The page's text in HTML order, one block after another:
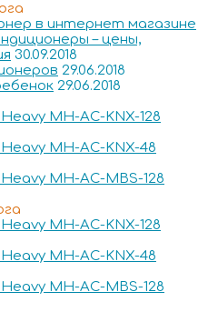
в интернет магазине
– цены,
30.09.2018
29.06.2018
29.06.2018
MH-AC-KNX-128
MH-AC-KNX-48
MH-AC-MBS-128
MH-AC-KNX-128
MH-AC-KNX-48
MH-AC-MBS-128